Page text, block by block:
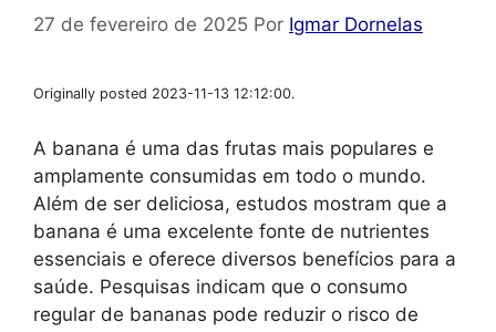
27 de fevereiro de 2025 Por Igmar Dornelas
Originally posted 2023-11-13 12:12:00.
A banana é uma das frutas mais populares e
amplamente consumidas em todo o mundo.
Além de ser deliciosa, estudos mostram que a
banana é uma excelente fonte de nutrientes
essenciais e oferece diversos benefícios para a
saúde. Pesquisas indicam que o consumo
regular de bananas pode reduzir o risco de